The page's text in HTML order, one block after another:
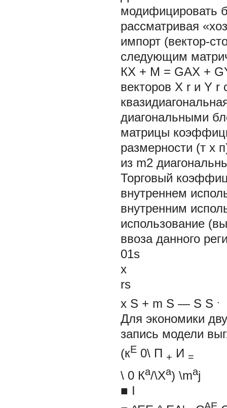
модифицировать
рассматривая
импорт (вектор-
следующим
КХ + М = GAX +
векторов X r и Y r
диагональными
матрицы
размерности (т х
из m2
Торговый
внутреннем
внутренним
использование
ввоза данного
01s
х
rs
x S + m S — S S .
Для экономики
запись модели
(кЕ 0\ П + И =
\ 0 Ка/\Ха) \maj
■ I